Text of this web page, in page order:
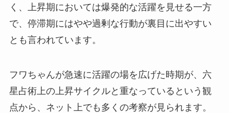
く、上昇期においては爆発的な活躍を見せる一方
で、停滞期にはやや過剰な行動が裏目に出やすい
とも言われています。
フワちゃんが急速に活躍の場を広げた時期が、六
星占術上の上昇サイクルと重なっているという観
点から、ネット上でも多くの考察が見られます。